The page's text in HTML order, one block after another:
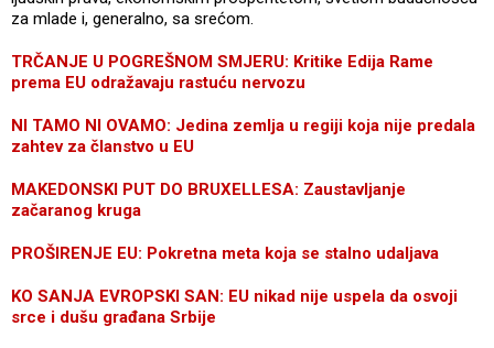
za mlade i, generalno, sa srećom.
TRČANJE U POGREŠNOM SMJERU: Kritike Edija Rame
prema EU odražavaju rastuću nervozu
NI TAMO NI OVAMO: Jedina zemlja u regiji koja nije predala
zahtev za članstvo u EU
MAKEDONSKI PUT DO BRUXELLESA: Zaustavljanje
začaranog kruga
PROŠIRENJE EU: Pokretna meta koja se stalno udaljava
KO SANJA EVROPSKI SAN: EU nikad nije uspela da osvoji
srce i dušu građana Srbije